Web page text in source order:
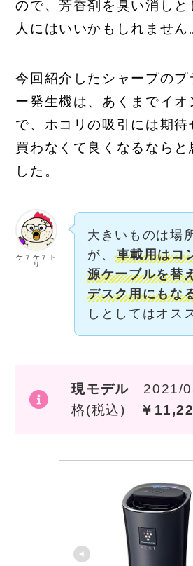
ので、芳香剤を臭い消しと
人にはいいかもしれません
今回紹介したシャープのプ
ー発生機は、あくまでイオ
で、ホコリの吸引には期待
買わなくて良くなるなら と
した。
ケチケチト
リ
大きいものは場
が、 車載用はコ
源ケーブルを替
デスク用にもな
しとしてはオス
現モデル 2021/
格(税込)
￥